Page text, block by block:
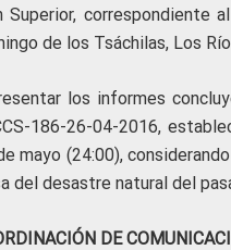
correspondiente
de los Tsáchilas, Los
los informes
186-26-04-2016,
mayo (24:00),
del desastre natural del
DE